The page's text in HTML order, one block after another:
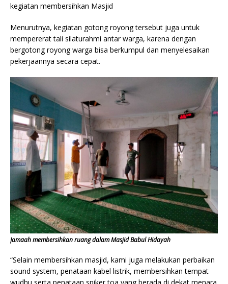
kegiatan membersihkan Masjid
Menurutnya, kegiatan gotong royong tersebut juga untuk
mempererat tali silaturahmi antar warga, karena dengan
bergotong royong warga bisa berkumpul dan menyelesaikan
pekerjaannya secara cepat.
Jamaah membersihkan ruang dalam Masjid Babul Hidayah
“Selain membersihkan masjid, kami juga melakukan perbaikan
sound system, penataan kabel listrik, membersihkan tempat